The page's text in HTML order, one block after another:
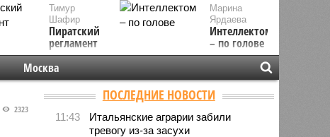
Марина
Ярдаева
Интеллектом
– по голове
Тимур
Шафир
Пиратский
регламент
Москва
2323
ПОСЛЕДНИЕ НОВОСТИ
11:43
Итальянские аграрии забили
тревогу из-за засухи